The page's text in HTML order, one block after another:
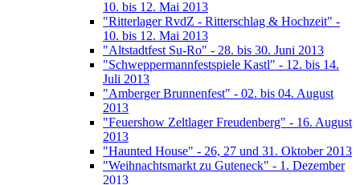
10. bis 12. Mai 2013
"Ritterlager RvdZ - Ritterschlag & Hochzeit" -
10. bis 12. Mai 2013
"Altstadtfest Su-Ro" - 28. bis 30. Juni 2013
"Schweppermannfestspiele Kastl" - 12. bis 14.
Juli 2013
"Amberger Brunnenfest" - 02. bis 04. August
2013
"Feuershow Zeltlager Freudenberg" - 16. August
2013
"Haunted House" - 26, 27 und 31. Oktober 2013
"Weihnachtsmarkt zu Guteneck" - 1. Dezember
2013